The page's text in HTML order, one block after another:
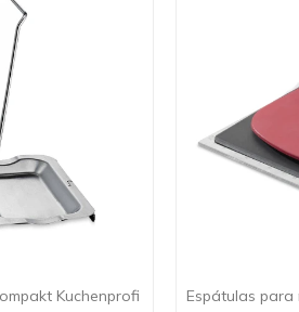
Kuchenprofi Espátulas para